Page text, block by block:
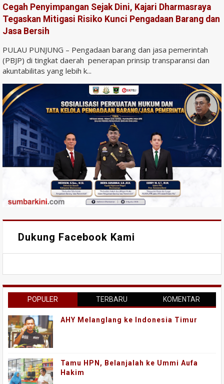
Cegah Penyimpangan Sejak Dini, Kajari Dharmasraya
Tegaskan Mitigasi Risiko Kunci Pengadaan Barang dan
Jasa Bersih
PULAU PUNJUNG – Pengadaan barang dan jasa pemerintah
(PBJP) di tingkat daerah penerapan prinsip transparansi dan
akuntabilitas yang lebih k...
Dukung Facebook Kami
POPULER TERBARU KOMENTAR
AHY Melanglang ke Indonesia Timur
Tamu HPN, Belanjalah ke Ummi Aufa
Hakim